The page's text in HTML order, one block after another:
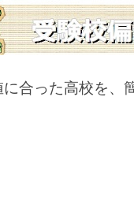
合った高校を、